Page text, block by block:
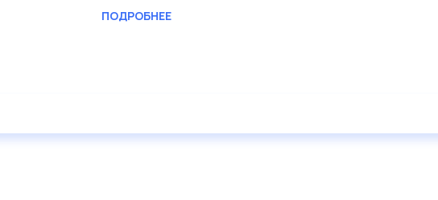
Длина [мм]
ПОДРОБНЕЕ